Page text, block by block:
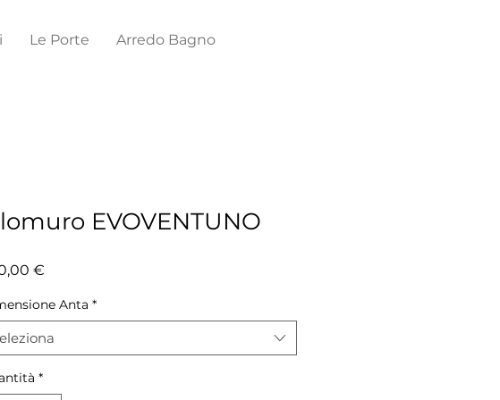
Le Porte Arredo Bagno
EVOVENTUNO
€
Anta *
*